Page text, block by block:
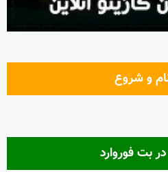
و شروع
بت فوروارد